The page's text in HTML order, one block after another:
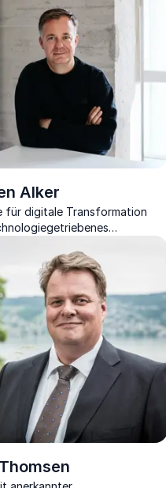
Alker
für digitale Transformation